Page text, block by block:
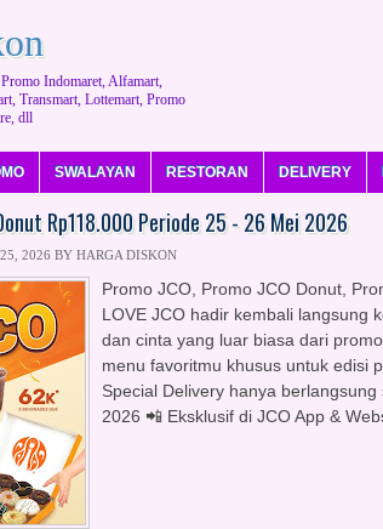
Indomaret, Alfamart,
Transmart, Lottemart, Promo
dll
SWALAYAN RESTORAN DELIVERY
Rp118.000 Periode 25 - 26 Mei 2026
2026 BY HARGA DISKON
Promo JCO, Promo JCO Donut,
LOVE JCO hadir kembali langsung
dan cinta yang luar biasa dari
menu favoritmu khusus untuk edisi
Special Delivery hanya
2026 📲 Eksklusif di JCO App &